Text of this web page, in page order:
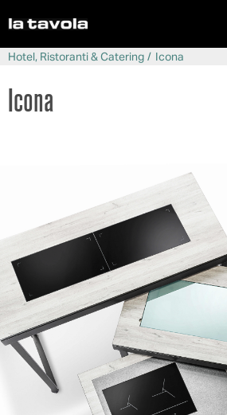
Salta al contenuto principale
Hotel, Ristoranti & Catering Icona
Icona